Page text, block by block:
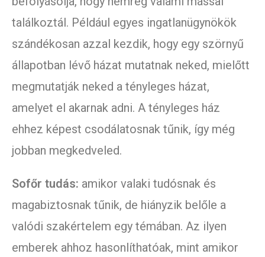
találkoztál. Például egyes ingatlanügynökök
szándékosan azzal kezdik, hogy egy szörnyű
állapotban lévő házat mutatnak neked, mielőtt
megmutatják neked a tényleges házat,
amelyet el akarnak adni. A tényleges ház
ehhez képest csodálatosnak tűnik, így még
jobban megkedveled.
Sofőr tudás: amikor valaki tudósnak és
magabiztosnak tűnik, de hiányzik belőle a
valódi szakértelem egy témában. Az ilyen
emberek ahhoz hasonlíthatóak, mint amikor